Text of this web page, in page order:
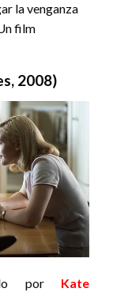
la venganza
film
2008)
por Kate